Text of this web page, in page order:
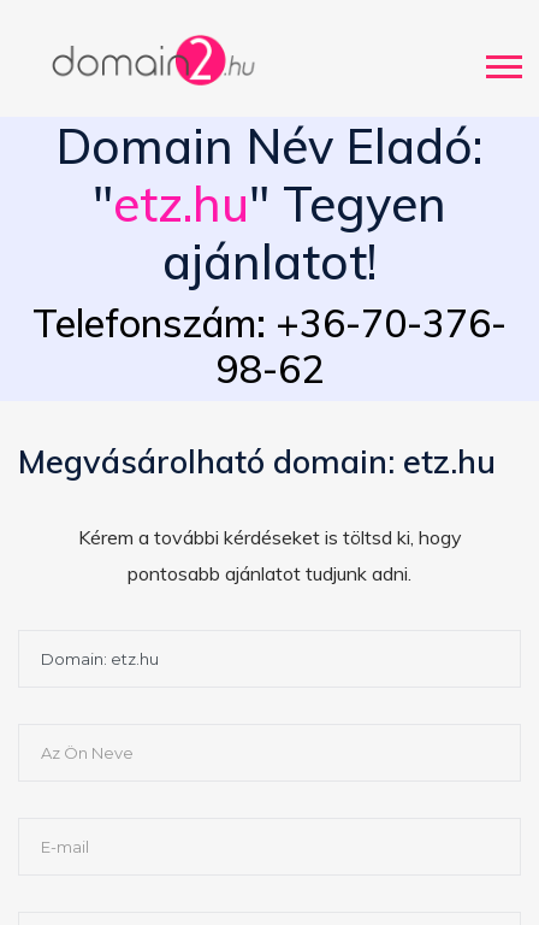
Domain Név Eladó:
"etz.hu" Tegyen
ajánlatot!
Telefonszám: +36-70-376-
98-62
Megvásárolható domain: etz.hu
Kérem a további kérdéseket is töltsd ki, hogy
pontosabb ajánlatot tudjunk adni.